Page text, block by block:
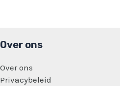
Over ons
Over ons
Privacybeleid